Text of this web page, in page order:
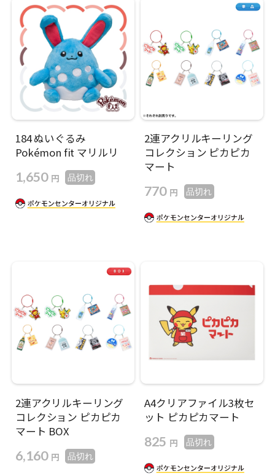
184 ぬいぐるみ
Pokémon fit マリルリ
1,650 円 品切れ
2連アクリルキーリング
コレクション ピカピカ
マート
770 円 品切れ
2連アクリルキーリング
コレクション ピカピカ
マート BOX
6,160 円 品切れ
A4クリアファイル3枚セ
ット ピカピカマート
825 円 品切れ